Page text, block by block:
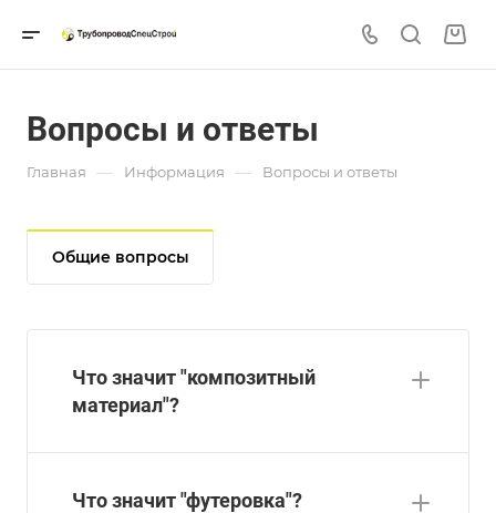
Вопросы и ответы
Главная — Информация — Вопросы и ответы
Общие вопросы
Что значит "композитный
материал"?
Что значит "футеровка"?